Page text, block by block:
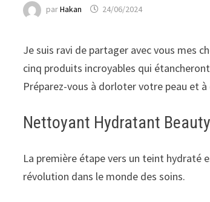
parHakan 24/06/2024
Je suis ravi de partager avec vous mes
cinq produits incroyables qui
Préparez-vous à dorloter votre peau et
Nettoyant Hydratant
La première étape vers un teint
révolution dans le monde des soins.